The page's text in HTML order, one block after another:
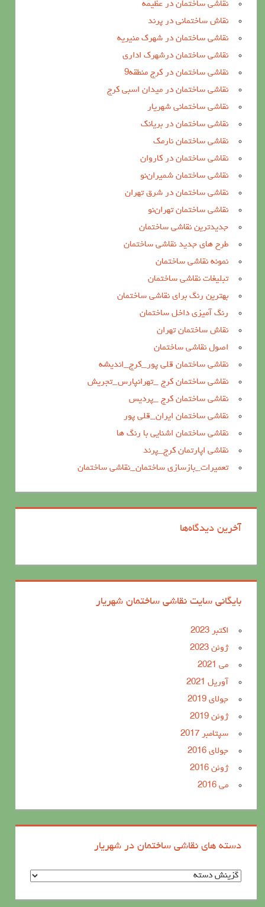
نقاشی ساختمان در عظیمه
نقاش ساختمانی در پرند
نقاشی ساختمان در شهرک منیریه
نقاشی ساختمان درشهرک اداری
نقاشی ساختمان در کرج منطقه9
نقاشی ساختمان در میدان اسبی کرج
نقاشی ساختمانی شهریار
نقاشی ساختمان در بریانک
نقاشی ساختمان نارمک
نقاشی ساختمان در کاروان
نقاشی ساختمان شمیران‌نو
نقاشی ساختمان در شرق تهران
نقاشی ساختمان تهران‌نو
جدیدترین نقاشی ساختمان
طرح های جدید نقاشی ساختمان
نمونه نقاشی ساختمان
تبلیغات نقاشی ساختمان
بهترین رنگ برای نقاشی ساختمان
رنگ آمیزی داخل ساختمان
نقاش ساختمان تهران
اصول نقاشی ساختمان
نقاشی ساختمان قلی پور_کرج_اندیشه
نقاشی ساختمان کرج _تهرانپارس_تجریش
نقاشی ساختمان کرج _پردیس
نقاشی ساختمان ایران_قلی پور
نقاشی ساختمان اشنایی با رنگ ها
نقاشی اپارتمان کرج_پرند
تعمیرات_بازسازی ساختمان_نقاشی ساختمان
آخرین دیدگاه‌ها
بایگانی سایت نقاشی ساختمان شهریار
اکتبر 2023
ژوئن 2023
می 2021
آوریل 2021
جولای 2019
ژوئن 2019
سپتامبر 2017
جولای 2016
ژوئن 2016
می 2016
دسته های نقاشی ساختمان در شهریار
د